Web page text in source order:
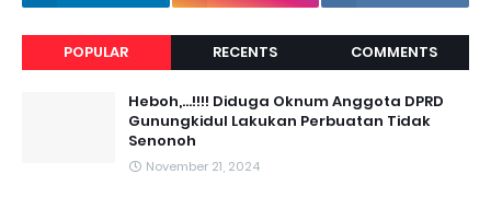
POPULAR RECENTS COMMENTS
Heboh,...!!!! Diduga Oknum Anggota DPRD
Gunungkidul Lakukan Perbuatan Tidak
Senonoh
November 21, 2024